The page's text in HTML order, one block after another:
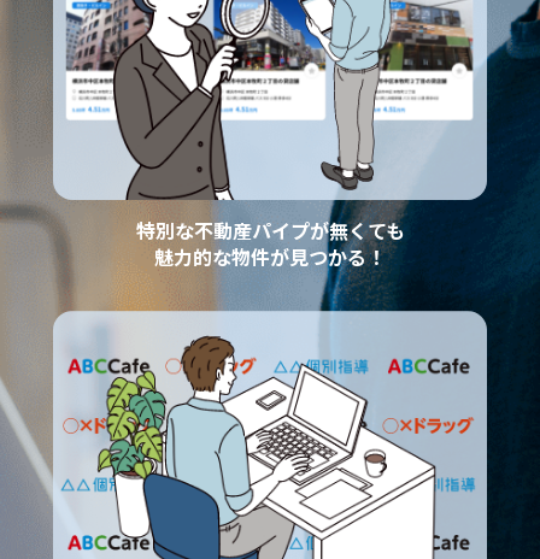
特別な不動産パイプが無くても
魅力的な物件が見つかる！